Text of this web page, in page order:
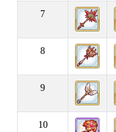
7
8
9
10